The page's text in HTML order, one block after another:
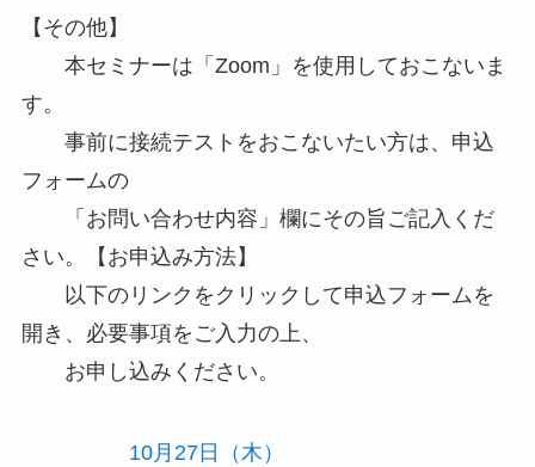
【その他】
本セミナーは「Zoom」を使用しておこないま
す。
事前に接続テストをおこないたい方は、申込
フォームの
「お問い合わせ内容」欄にその旨ご記入くだ
さい。【お申込み方法】
以下のリンクをクリックして申込フォームを
開き、必要事項をご入力の上、
お申し込みください。
10月27日（木）